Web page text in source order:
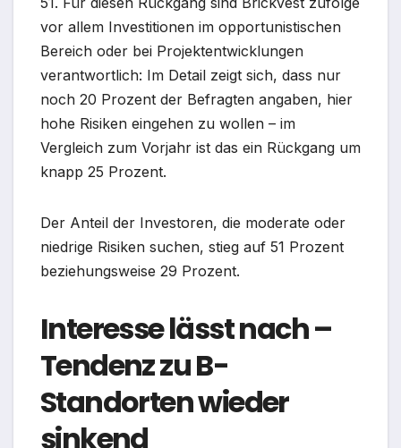
vor allem Investitionen im opportunistischen
Bereich oder bei Projektentwicklungen
verantwortlich: Im Detail zeigt sich, dass nur
noch 20 Prozent der Befragten angaben, hier
hohe Risiken eingehen zu wollen – im
Vergleich zum Vorjahr ist das ein Rückgang um
knapp 25 Prozent.
Der Anteil der Investoren, die moderate oder
niedrige Risiken suchen, stieg auf 51 Prozent
beziehungsweise 29 Prozent.
Interesse lässt nach –
Tendenz zu B-
Standorten wieder
sinkend